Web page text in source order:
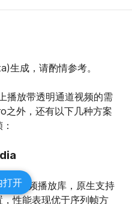
生成，请酌情参考。
播放带透明通道视频的需
之外，还有以下几种方案
台视频播放库，原生支持
性能表现优于序列帧方
打开